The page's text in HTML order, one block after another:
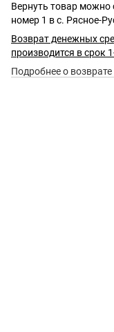
Вернуть товар можно
номер 1 в с. Рясное-
Возврат денежных
производится в срок
Подробнее о